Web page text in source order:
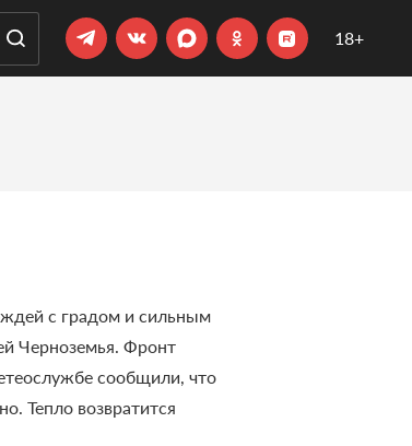
18+
с градом и сильным
Черноземья. Фронт
сообщили, что
Тепло возвратится